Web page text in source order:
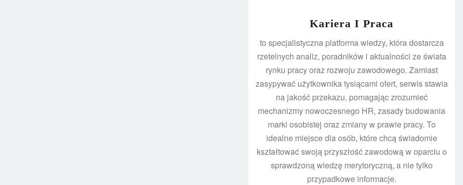
Kariera I Praca
to specjalistyczna platforma wiedzy, która dostarcza
rzetelnych analiz, poradników i aktualności ze świata
rynku pracy oraz rozwoju zawodowego. Zamiast
zasypywać użytkownika tysiącami ofert, serwis stawia
na jakość przekazu, pomagając zrozumieć
mechanizmy nowoczesnego HR, zasady budowania
marki osobistej oraz zmiany w prawie pracy. To
idealne miejsce dla osób, które chcą świadomie
kształtować swoją przyszłość zawodową w oparciu o
sprawdzoną wiedzę merytoryczną, a nie tylko
przypadkowe informacje.